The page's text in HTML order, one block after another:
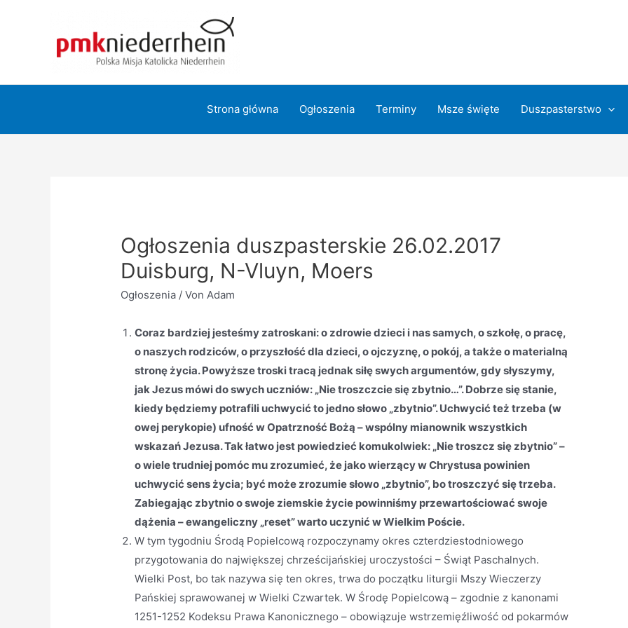
Strona główna Ogłoszenia Terminy Msze święte Duszpasterstwo
Ogłoszenia duszpasterskie 26.02.2017
Duisburg, N-Vluyn, Moers
Ogłoszenia / VonAdam
Coraz bardziej jesteśmy zatroskani: o zdrowie dzieci i nas samych, o szkołę, o pracę,
o naszych rodziców, o przyszłość dla dzieci, o ojczyznę, o pokój, a także o materialną
stronę życia. Powyższe troski tracą jednak siłę swych argumentów, gdy słyszymy,
jak Jezus mówi do swych uczniów: „Nie troszczcie się zbytnio…”. Dobrze się stanie,
kiedy będziemy potrafili uchwycić to jedno słowo „zbytnio”. Uchwycić też trzeba (w
owej perykopie) ufność w Opatrzność Bożą – wspólny mianownik wszystkich
wskazań Jezusa. Tak łatwo jest powiedzieć komukolwiek: „Nie troszcz się zbytnio” –
o wiele trudniej pomóc mu zrozumieć, że jako wierzący w Chrystusa powinien
uchwycić sens życia; być może zrozumie słowo „zbytnio”, bo troszczyć się trzeba.
Zabiegając zbytnio o swoje ziemskie życie powinniśmy przewartościować swoje
dążenia – ewangeliczny „reset” warto uczynić w Wielkim Poście.
W tym tygodniu Środą Popielcową rozpoczynamy okres czterdziestodniowego
przygotowania do największej chrześcijańskiej uroczystości – Świąt Paschalnych.
Wielki Post, bo tak nazywa się ten okres, trwa do początku liturgii Mszy Wieczerzy
Pańskiej sprawowanej w Wielki Czwartek. W Środę Popielcową – zgodnie z kanonami
1251-1252 Kodeksu Prawa Kanonicznego – obowiązuje wstrzemięźliwość od pokarmów